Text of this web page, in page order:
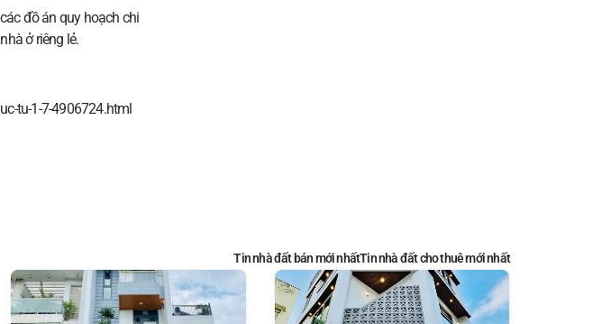
đồ án quy hoạch chi
ở riêng lẻ.
tu-1-7-4906724.html
Tin nhà đất bán mới nhấtTin nhà đất cho thuê mới nhất